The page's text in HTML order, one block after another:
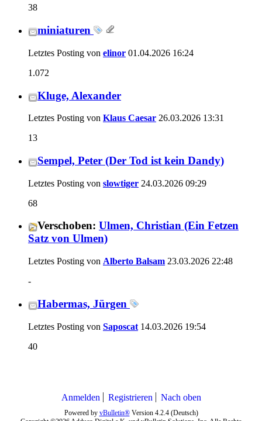
38
miniaturen
Letztes Posting von elinor 01.04.2026 16:24
1.072
Kluge, Alexander
Letztes Posting von Klaus Caesar 26.03.2026 13:31
13
Sempel, Peter (Der Tod ist kein Dandy)
Letztes Posting von slowtiger 24.03.2026 09:29
68
Verschoben: Ulmen, Christian (Ein Fetzen
Satz von Ulmen)
Letztes Posting von Alberto Balsam 23.03.2026 22:48
-
Habermas, Jürgen
Letztes Posting von Saposcat 14.03.2026 19:54
40
Anmelden Registrieren Nach oben
Powered by vBulletin®Version 4.2.4 (Deutsch)